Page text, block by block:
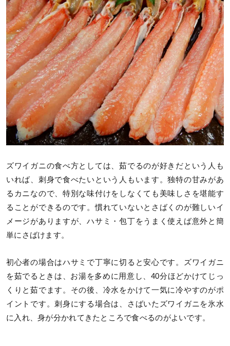
ズワイガニの食べ方としては、茹でるのが好きだという人も
いれば、刺身で食べたいという人もいます。独特の甘みがあ
るカニなので、特別な味付けをしなくても美味しさを堪能す
ることができるのです。慣れていないとさばくのが難しいイ
メージがありますが、ハサミ・包丁をうまく使えば意外と簡
単にさばけます。
初心者の場合はハサミで丁寧に切ると安心です。ズワイガニ
を茹でるときは、お湯を多めに用意し、40分ほどかけてじっ
くりと茹でます。その後、冷水をかけて一気に冷やすのがポ
イントです。刺身にする場合は、さばいたズワイガニを氷水
に入れ、身が分かれてきたところで食べるのがよいです。